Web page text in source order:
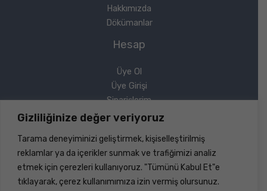
Gizliliğinize değer veriyoruz
Tarama deneyiminizi geliştirmek, kişiselleştirilmiş
reklamlar ya da içerikler sunmak ve trafiğimizi analiz
etmek için çerezleri kullanıyoruz. "Tümünü Kabul Et"e
tıklayarak, çerez kullanımımıza izin vermiş olursunuz.
Hakkımızda
Dökümanlar
Hesap
Üye Ol
Üye Girişi
Siparişlerim
Sipariş Takip
Yasal
Gizlilik Politikası